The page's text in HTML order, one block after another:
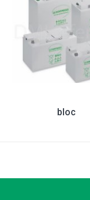
bloc